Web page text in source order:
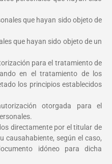
que hayan sido objeto de
que hayan sido objeto de un
para el tratamiento de
en el tratamiento de los
los principios establecidos
otorgada para el
directamente por el titular de
causahabiente, según el caso,
idóneo para dicha